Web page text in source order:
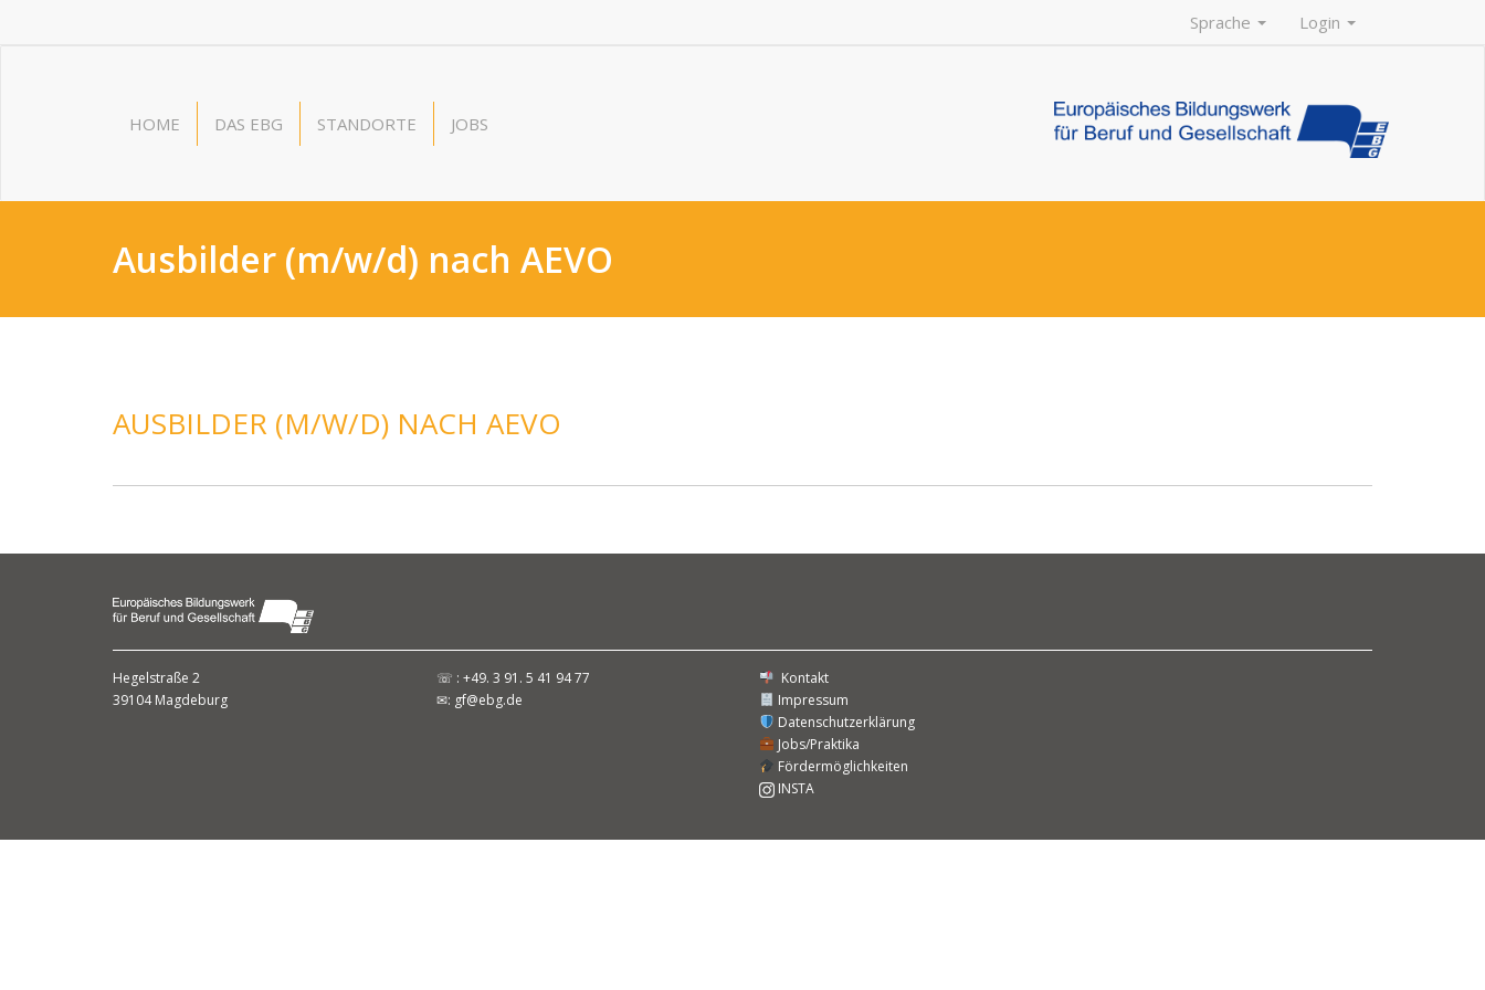
Sprache Login
HOME DAS EBG STANDORTE JOBS
Ausbilder (m/w/d) nach AEVO
AUSBILDER (M/W/D) NACH AEVO
Hegelstraße 2
39104 Magdeburg
☏ : +49. 3 91. 5 41 94 77
✉: gf@ebg.de
Kontakt
Impressum
Datenschutzerklärung
Jobs/Praktika
Fördermöglichkeiten
INSTA